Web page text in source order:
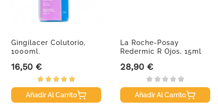
Gingilacer Colutorio,
1000ml.
Precio
16,50 €
Añadir Al Carrito
La Roche-Posay
Redermic R Ojos, 15ml
Precio
28,90 €
Añadir Al Carrito